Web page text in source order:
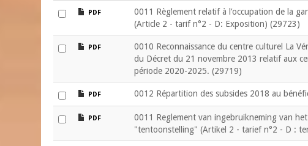
file
PDF
0011 Règlement relatif à l’occupation de la
(Article 2 - tarif n°2 - D: Exposition) (29723)
file
PDF
0010 Reconnaissance du centre culturel La
du Décret du 21 novembre 2013 relatif aux
période 2020-2025. (29719)
file
PDF 0012 Répartition des subsides 2018 au
file
PDF
0011 Reglement van ingebruikneming van
"tentoonstelling" (Artikel 2 - tarief n°2 - D :